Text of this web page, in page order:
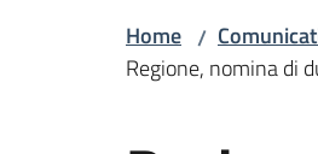
Home /
Regione, nomina di